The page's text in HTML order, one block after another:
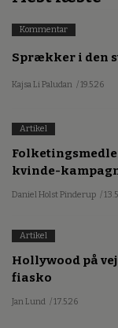
Kommentar
Sprækker i den
Kajsa Li Paludan / 19.5.26
Artikel
kvinde-
Daniel Holst Pinderup /
Artikel
Hollywood på
fiasko
Jan Lund / 17.5.26